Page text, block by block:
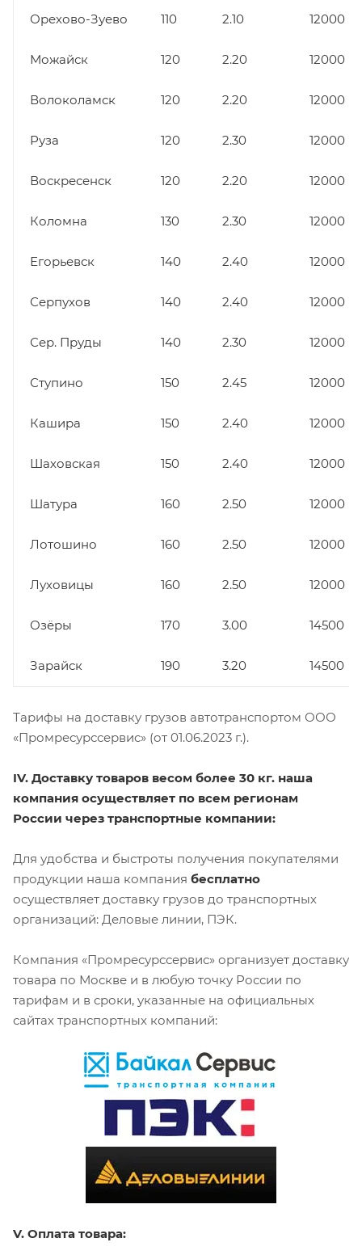
Орехово-Зуево 110 2.10 12000
Можайск 120 2.20 12000
Волоколамск 120 2.20 12000
Руза 120 2.30 12000
Воскресенск 120 2.20 12000
Коломна 130 2.30 12000
Егорьевск 140 2.40 12000
Серпухов 140 2.40 12000
Сер. Пруды 140 2.30 12000
Ступино 150 2.45 12000
Кашира 150 2.40 12000
Шаховская 150 2.40 12000
Шатура 160 2.50 12000
Лотошино 160 2.50 12000
Луховицы 160 2.50 12000
Озёры 170 3.00 14500
Зарайск 190 3.20 14500
Тарифы на доставку грузов автотранспортом ООО
«Промресурссервис» (от 01.06.2023 г.).
IV. Доставку товаров весом более 30 кг. наша
компания осуществляет по всем регионам
России через транспортные компании:
Для удобства и быстроты получения покупателями
продукции наша компания бесплатно
осуществляет доставку грузов до транспортных
организаций: Деловые линии, ПЭК.
Компания «Промресурссервис» организует доставку
товара по Москве и в любую точку России по
тарифам и в сроки, указанные на официальных
сайтах транспортных компаний:
V. Оплата товара: